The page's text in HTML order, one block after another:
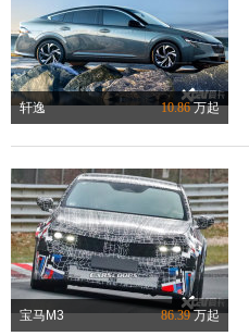
轩逸 10.86万起
宝马M3 86.39万起